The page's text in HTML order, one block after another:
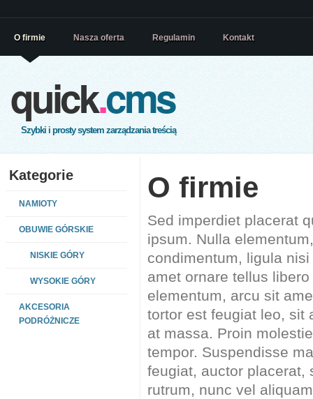
quick.cms
Szybki i prosty system zarządzania treścią
O firmie Nasza oferta Regulamin Kontakt
Kategorie
NAMIOTY
OBUWIE GÓRSKIE
NISKIE GÓRY
WYSOKIE GÓRY
AKCESORIA
PODRÓŻNICZE
O firmie
Sed imperdiet placerat
ipsum. Nulla
condimentum, ligula
amet ornare tellus
elementum, arcu sit
tortor est feugiat leo, sit
at massa. Proin
tempor. Suspendisse
feugiat, auctor placerat,
rutrum, nunc vel